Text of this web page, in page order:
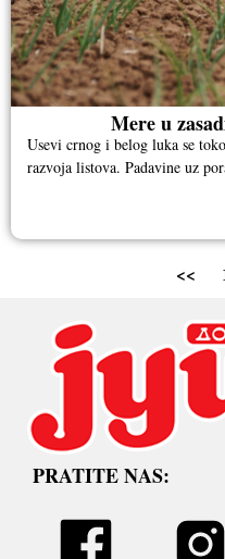
Mere u
Usevi crnog i belog luka se
razvoja listova. Padavine uz
<<
PRATITE NAS: